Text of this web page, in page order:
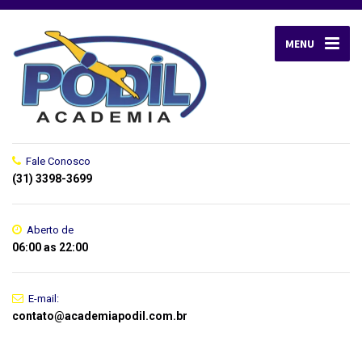
MENU
Fale Conosco
(31) 3398-3699
Aberto de
06:00 as 22:00
E-mail:
contato@academiapodil.com.br